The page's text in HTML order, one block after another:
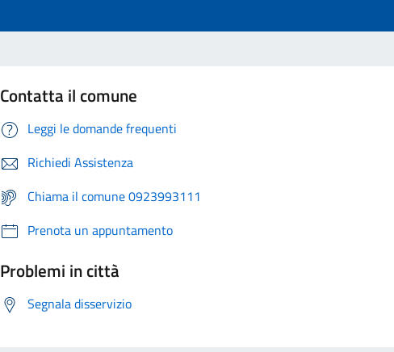
Contatta il comune
Leggi le domande frequenti
Richiedi Assistenza
Chiama il comune 0923993111
Prenota un appuntamento
Problemi in città
Segnala disservizio